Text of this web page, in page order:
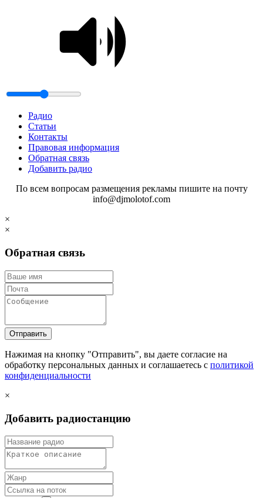
Радио
Статьи
Контакты
Правовая информация
Обратная связь
Добавить радио
По всем вопросам размещения рекламы пишите на почту
info@djmolotof.com
×
×
Обратная связь
Отправить
Нажимая на кнопку "Отправить", вы даете согласие на
обработку персональных данных и соглашаетесь c политикой
конфиденциальности
×
Добавить радиостанцию